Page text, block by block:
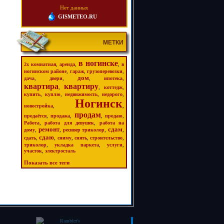
Нет данных
GISMETEO.RU
МЕТКИ
2х комнатная аренда в ногинске
в
ногинском районе
гараж,грузоперевозки
дача двери дом ипотека
квартира квартиру коттедж
купить куплю недвижимость недорого
новостройка Ногинск
продаётся ,продажа продам,продаю
Работа ,работа для девушек
работа на
дому
ремонт, ресивер триколор сдам
сдать ,сдаю сниму, снять, строительство
триколор ,укладка паркета,услуги
участок электросталь
Показать все теги